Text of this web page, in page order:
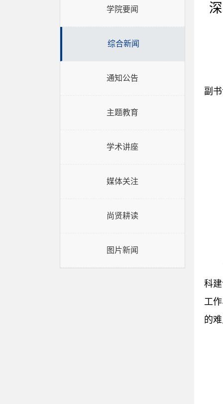
学院要闻
综合新闻
通知公告
主题教育
学术讲座
媒体关注
尚贤耕读
图片新闻
副
科
工
的